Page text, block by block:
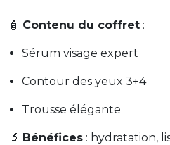
🧴 Contenu du coffret :
Sérum visage expert
Contour des yeux 3+4
Trousse élégante
🔬 Bénéfices : hydratation,